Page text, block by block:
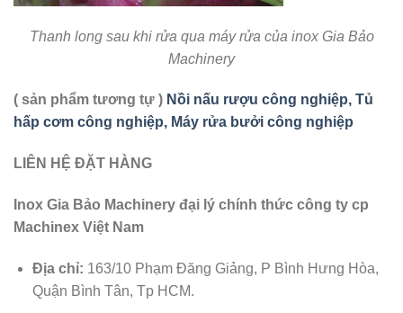
Thanh long sau khi rửa qua máy rửa của inox Gia Bảo
Machinery
( sản phẩm tương tự ) Nồi nấu rượu công nghiệp, Tủ
hấp cơm công nghiệp, Máy rửa bưởi công nghiệp
LIÊN HỆ ĐẶT HÀNG
Inox Gia Bảo Machinery đại lý chính thức công ty cp
Machinex Việt Nam
Địa chỉ: 163/10 Phạm Đăng Giảng, P Bình Hưng Hòa,
Quận Bình Tân, Tp HCM.